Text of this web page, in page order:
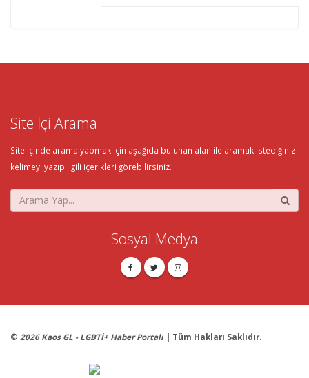
Site İçi Arama
Site içinde arama yapmak için aşağıda bulunan alan ile aramak istediğiniz
kelimeyi yazıp ilgili içerikleri görebilirsiniz.
Sosyal Medya
© 2026 Kaos GL - LGBTİ+ Haber Portalı | Tüm Hakları Saklıdır.